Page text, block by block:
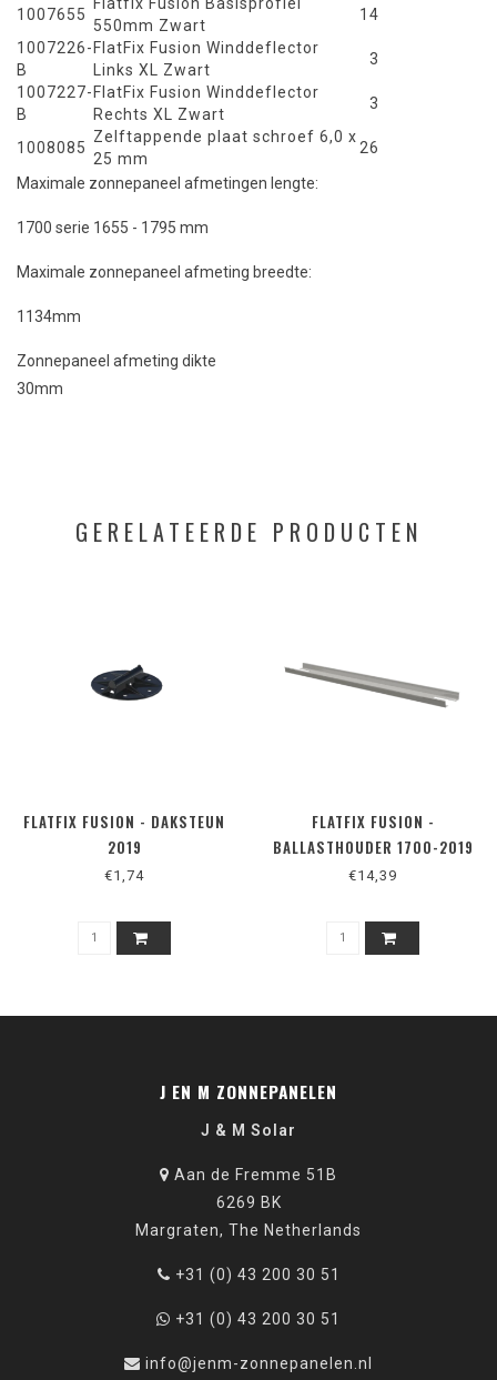
1007655
550mm Zwart
14
1007226-
B
FlatFix Fusion Winddeflector
Links XL Zwart
3
1007227-
B
FlatFix Fusion Winddeflector
Rechts XL Zwart
3
1008085
Zelftappende plaat schroef 6,0 x
25 mm
26
Maximale zonnepaneel afmetingen lengte:
1700 serie 1655 - 1795 mm
Maximale zonnepaneel afmeting breedte:
1134mm
Zonnepaneel afmeting dikte
30mm
GERELATEERDE PRODUCTEN
FLATFIX FUSION - DAKSTEUN
2019
€1,74
FLATFIX FUSION -
BALLASTHOUDER 1700-2019
€14,39
J EN M ZONNEPANELEN
J & M Solar
Aan de Fremme 51B
6269 BK
Margraten, The Netherlands
+31 (0) 43 200 30 51
+31 (0) 43 200 30 51
info@jenm-zonnepanelen.nl